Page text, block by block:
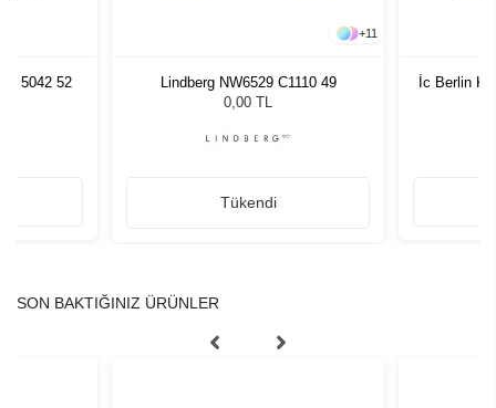
5042 52
+11
Lindberg NW6529 C1110 49
0,00 TL
Tükendi
İc Berlin
SON BAKTIĞINIZ ÜRÜNLER